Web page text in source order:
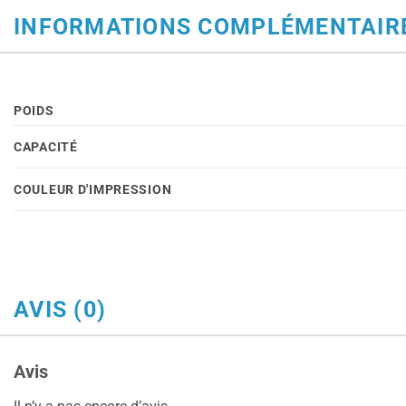
INFORMATIONS
POIDS
CAPACITÉ
COULEUR D'IMPRESSION
AVIS (0)
Avis